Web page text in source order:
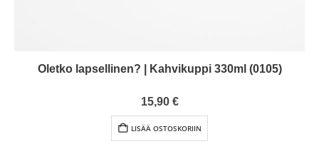
Oletko lapsellinen? | Kahvikuppi 330ml (0105)
0out of 5
15,90 €
LISÄÄ OSTOSKORIIN